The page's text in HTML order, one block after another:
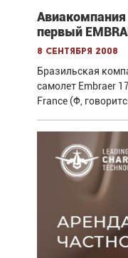
Авиакомпания
первый
8 сентября 2008
Бразильская
самолет Embraer
France (Ф,